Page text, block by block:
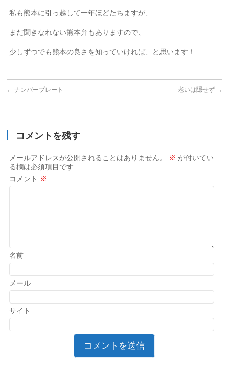
私も熊本に引っ越して一年ほどたちますが、
まだ聞きなれない熊本弁もありますので、
少しずつでも熊本の良さを知っていければ、と思います！
← ナンバープレート 老いは隠せず →
コメントを残す
メールアドレスが公開されることはありません。 ※ が付いてい
る欄は必須項目です
コメント ※
名前
メール
サイト